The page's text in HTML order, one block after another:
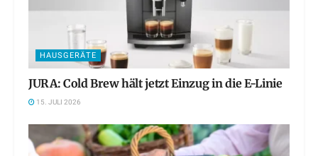
HAUSGERÄTE
JURA: Cold Brew hält jetzt Einzug in die E-Linie
15. JULI 2026